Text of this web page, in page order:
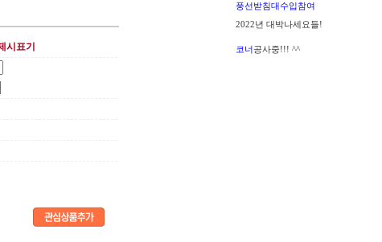
시표기
풍선받침대수입참여
2022년 대박나세요들!
코너공사중!!! ^^